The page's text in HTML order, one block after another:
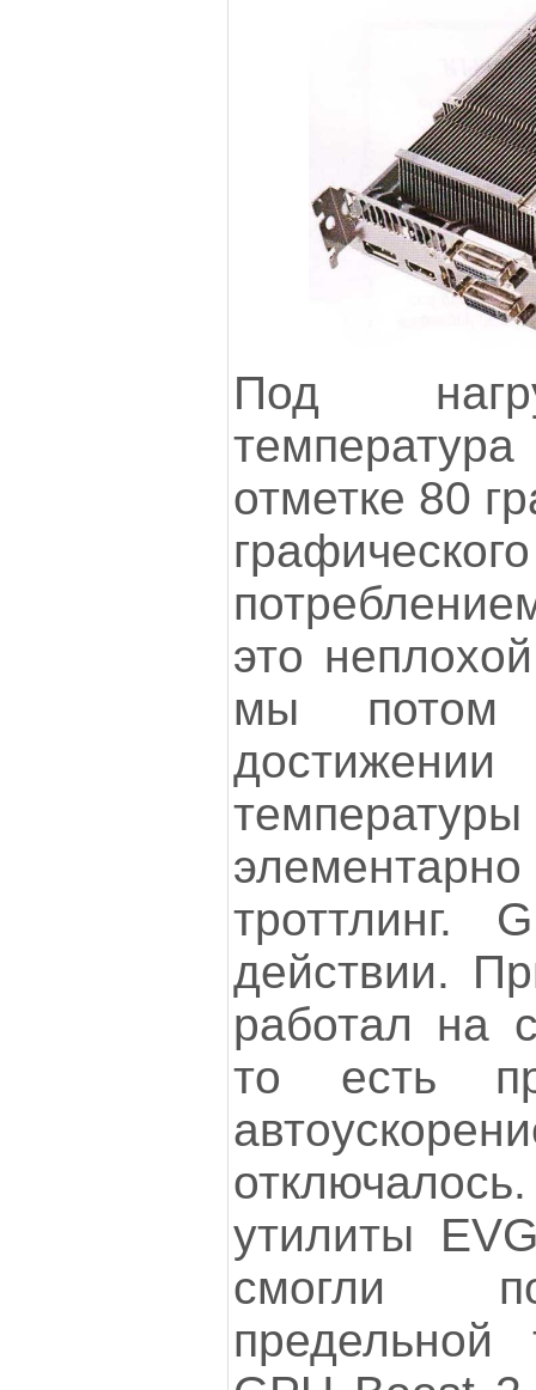
Под
отметке 80
это
мы потом
троттлинг.
действии.
работал на
то есть
утилиты
смогли
предельной